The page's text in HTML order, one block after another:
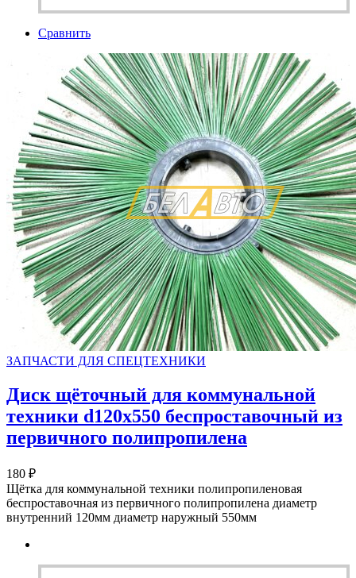
Сравнить
ЗАПЧАСТИ ДЛЯ СПЕЦТЕХНИКИ
Диск щёточный для коммунальной
техники d120х550 беспроставочный из
первичного полипропилена
180 ₽
Щётка для коммунальной техники полипропиленовая
беспроставочная из первичного полипропилена диаметр
внутренний 120мм диаметр наружный 550мм